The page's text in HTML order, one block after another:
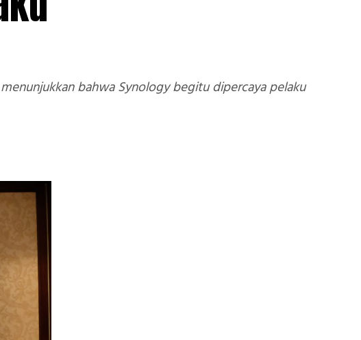
bahwa Synology begitu dipercaya pelaku